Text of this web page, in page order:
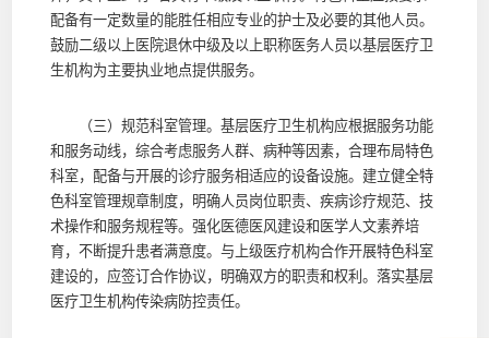
配备有一定数量的能胜任相应专业的护士及必要的其他人员。
鼓励二级以上医院退休中级及以上职称医务人员以基层医疗卫
生机构为主要执业地点提供服务。
（三）规范科室管理。基层医疗卫生机构应根据服务功能
和服务动线，综合考虑服务人群、病种等因素，合理布局特色
科室，配备与开展的诊疗服务相适应的设备设施。建立健全特
色科室管理规章制度，明确人员岗位职责、疾病诊疗规范、技
术操作和服务规程等。强化医德医风建设和医学人文素养培
育，不断提升患者满意度。与上级医疗机构合作开展特色科室
建设的，应签订合作协议，明确双方的职责和权利。落实基层
医疗卫生机构传染病防控责任。